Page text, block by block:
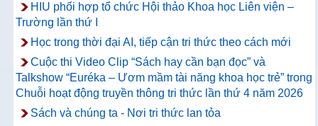
Central
HIU phối hợp tổ chức Hội thảo Khoa học Liên viện –
Trường lần thứ I
Học trong thời đại AI, tiếp cận tri thức theo cách mới
Cuộc thi Video Clip “Sách hay cần bạn đọc” và
Talkshow “Euréka – Ươm mầm tài năng khoa học trẻ” trong
Chuỗi hoạt động truyền thông tri thức lần thứ 4 năm 2026
Sách và chúng ta - Nơi tri thức lan tỏa